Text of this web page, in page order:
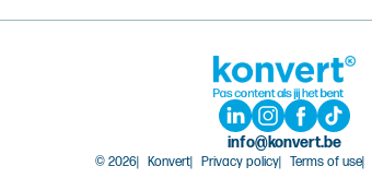
info@konvert.be
© 2026 Konvert Privacy policy Terms of use